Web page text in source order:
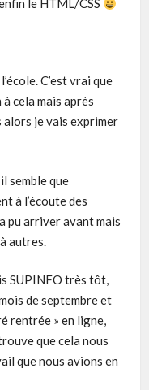
le HTML/CSS
C’est vrai que
cela mais après
je vais exprimer
semble que
à l’écoute des
pu arriver avant mais
autres.
SUPINFO très tôt,
de septembre et
rentrée » en ligne,
que cela nous
que nous avions en